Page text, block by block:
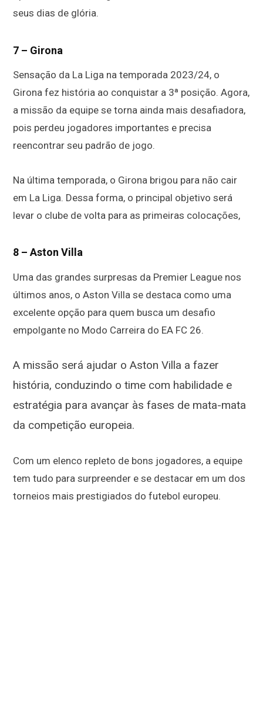
seus dias de glória.
7 – Girona
Sensação da La Liga na temporada 2023/24, o
Girona fez história ao conquistar a 3ª posição. Agora,
a missão da equipe se torna ainda mais desafiadora,
pois perdeu jogadores importantes e precisa
reencontrar seu padrão de jogo.
Na última temporada, o Girona brigou para não cair
em La Liga. Dessa forma, o principal objetivo será
levar o clube de volta para as primeiras colocações,
8 – Aston Villa
Uma das grandes surpresas da Premier League nos
últimos anos, o Aston Villa se destaca como uma
excelente opção para quem busca um desafio
empolgante no Modo Carreira do EA FC 26.
A missão será ajudar o Aston Villa a fazer
história, conduzindo o time com habilidade e
estratégia para avançar às fases de mata-mata
da competição europeia.
Com um elenco repleto de bons jogadores, a equipe
tem tudo para surpreender e se destacar em um dos
torneios mais prestigiados do futebol europeu.